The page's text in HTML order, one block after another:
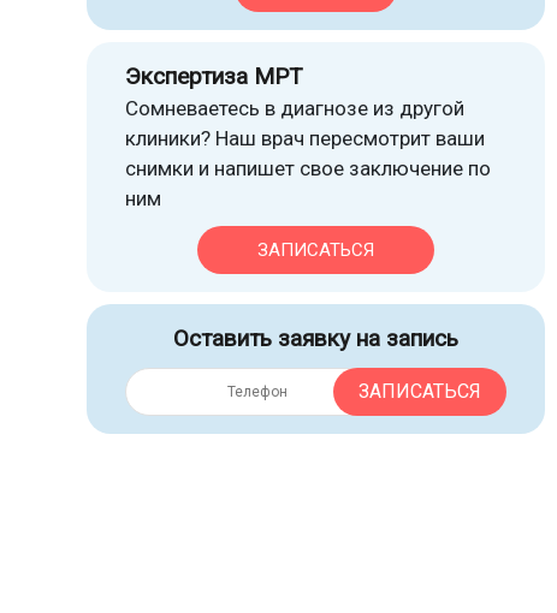
Экспертиза МРТ
Сомневаетесь в диагнозе из другой
клиники? Наш врач пересмотрит ваши
снимки и напишет свое заключение по
ним
ЗАПИСАТЬСЯ
Оставить заявку на запись
ЗАПИСАТЬСЯ